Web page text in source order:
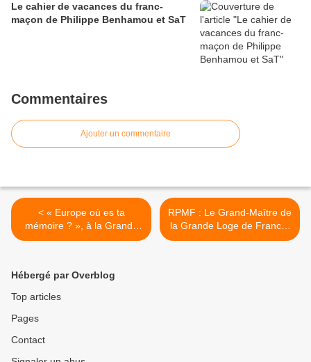
Le cahier de vacances du franc-
maçon de Philippe Benhamou et SaT
Commentaires
Ajouter un commentaire
< « Europe où es ta
mémoire ? », à la Grande
Loge de France le 1er
RPMF : Le Grand-Maître de
la Grande Loge de France,
Marc Henry, fait un
Hébergé par Overblog
Top articles
Pages
Contact